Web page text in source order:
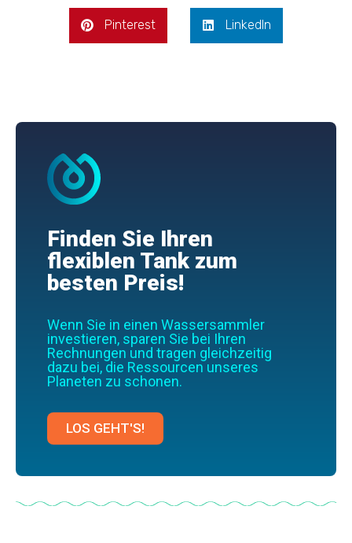
Pinterest LinkedIn
Finden Sie Ihren
flexiblen Tank zum
besten Preis!
Wenn Sie in einen Wassersammler
investieren, sparen Sie bei Ihren
Rechnungen und tragen gleichzeitig
dazu bei, die Ressourcen unseres
Planeten zu schonen.
LOS GEHT'S!